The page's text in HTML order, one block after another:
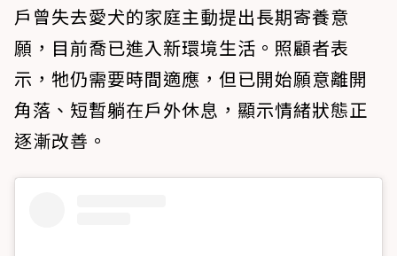
戶曾失去愛犬的家庭主動提出長期寄養意
願，目前喬已進入新環境生活。照顧者表
示，牠仍需要時間適應，但已開始願意離開
角落、短暫躺在戶外休息，顯示情緒狀態正
逐漸改善。